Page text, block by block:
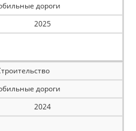
дороги
2025
дороги
2024